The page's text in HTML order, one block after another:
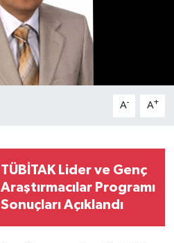
A- A+
TÜBİTAK Lider ve Genç
Araştırmacılar Programı
Sonuçları Açıklandı